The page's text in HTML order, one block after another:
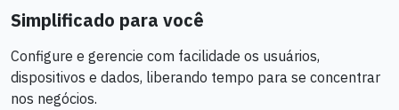
Simplificado para você
Configure e gerencie com facilidade os usuários,
dispositivos e dados, liberando tempo para se concentrar
nos negócios.